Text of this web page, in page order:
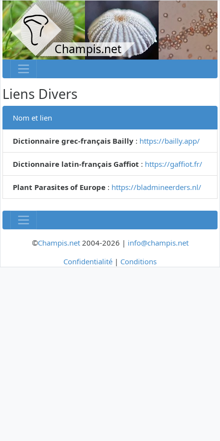
Champis.net
Liens Divers
Nom et lien
Dictionnaire grec-français Bailly : https://bailly.app/
Dictionnaire latin-français Gaffiot : https://gaffiot.fr/
Plant Parasites of Europe : https://bladmineerders.nl/
©Champis.net2004-2026 | info@champis.net
Confidentialité | Conditions